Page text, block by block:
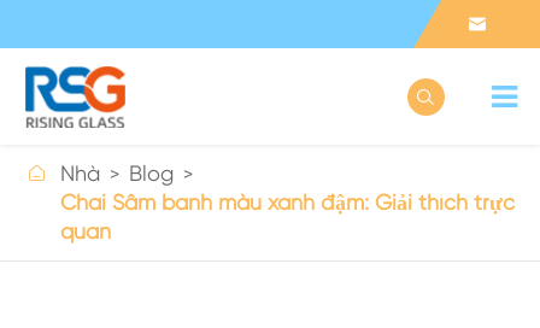


 Nhà
Blog
Chai Sâm banh màu xanh đậm: Giải thích trực
quan